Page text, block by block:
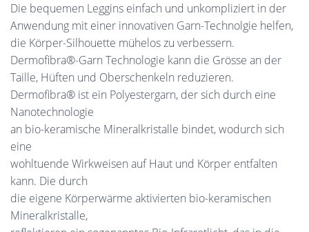
Die bequemen Leggins einfach und unkompliziert in der
Anwendung mit einer innovativen Garn-Technolgie helfen,
die Körper-Silhouette mühelos zu verbessern.
Dermofibra®-Garn Technologie kann die Grösse an der
Taille, Hüften und Oberschenkeln reduzieren.
Dermofibra® ist ein Polyestergarn, der sich durch eine
Nanotechnologie
an bio-keramische Mineralkristalle bindet, wodurch sich
eine
wohltuende Wirkweisen auf Haut und Körper entfalten
kann. Die durch
die eigene Körperwärme aktivierten bio-keramischen
Mineralkristalle,